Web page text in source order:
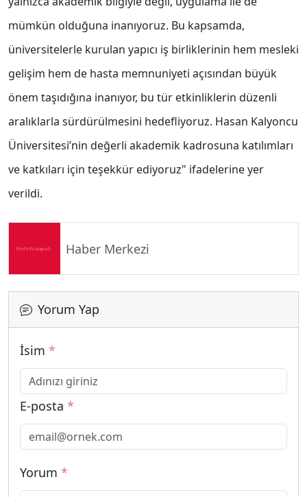
mümkün olduğuna inanıyoruz. Bu kapsamda,
üniversitelerle kurulan yapıcı iş birliklerinin hem mesleki
gelişim hem de hasta memnuniyeti açısından büyük
önem taşıdığına inanıyor, bu tür etkinliklerin düzenli
aralıklarla sürdürülmesini hedefliyoruz. Hasan Kalyoncu
Üniversitesi’nin değerli akademik kadrosuna katılımları
ve katkıları için teşekkür ediyoruz" ifadelerine yer
verildi.
Haber Merkezi
Yorum Yap
İsim *
E-posta *
Yorum *